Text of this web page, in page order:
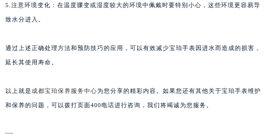
5.注意环境变化：在温度骤变或湿度较大的环境中佩戴时要特别小心，这些环境更容易导
致水分进入。
通过上述正确处理方法和预防技巧的应用，可以有效减少宝珀手表因进水而造成的损害，
延长其使用寿命。
以上就是 成都宝珀保养服务中心为您分享的精彩内容。如果您还有其他关于宝珀手表维护
和保养的问题，可以拨打页面400电话进行咨询，我们将竭诚为您服务。